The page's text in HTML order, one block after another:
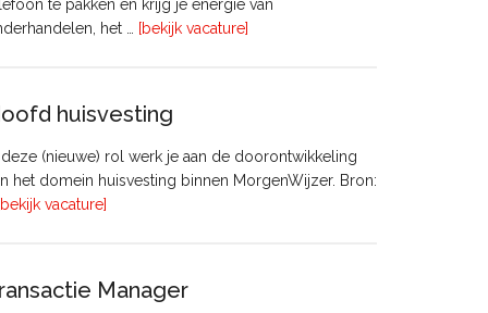
te pakken en krijg je energie van
het …
[bekijk vacature]
huisvesting
deze (nieuwe) rol werk je aan de doorontwikkeling
het domein huisvesting binnen MorgenWijzer. Bron:
[bekijk vacature]
Manager